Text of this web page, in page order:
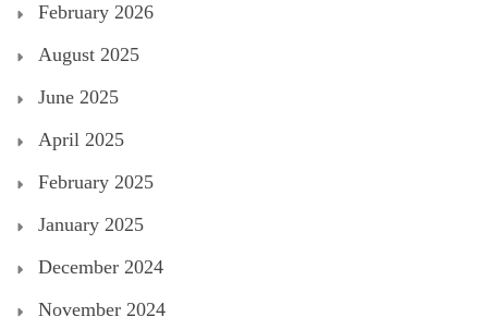
February 2026
August 2025
June 2025
April 2025
February 2025
January 2025
December 2024
November 2024